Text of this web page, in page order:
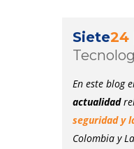
Siete24
En este blog
actualidad
seguridad y
Colombia y